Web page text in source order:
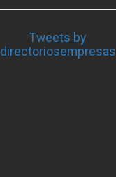
Tweets by
directoriosempresas